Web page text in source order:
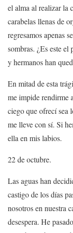
el alma al realizar la
carabelas llenas de
regresamos apenas
sombras. ¿Es este
y hermanos han
En mitad de esta
me impide rendirme
ciego que ofrecí sea
me lleve con sí. Si
ella en mis labios.
22 de octubre.
Las aguas han
castigo de los días
nosotros en nuestra
desespera. He